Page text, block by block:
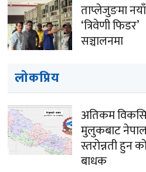
ताप्लेजुङमा नयाँ
‘त्रिवेणी फिडर’
सञ्चालनमा
लोकप्रिय
अतिकम
मुलुकबाट
स्तरोन्नती हुन
बाधक